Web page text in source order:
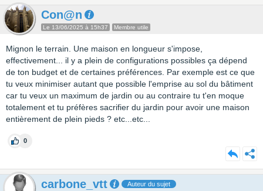
Con@n
Le 13/06/2025 à 15h37 Membre utile
Mignon le terrain. Une maison en longueur s'impose,
effectivement... il y a plein de configurations possibles ça dépend
de ton budget et de certaines préférences. Par exemple est ce que
tu veux minimiser autant que possible l'emprise au sol du bâtiment
car tu veux un maximum de jardin ou au contraire tu t'en moque
totalement et tu préfères sacrifier du jardin pour avoir une maison
entièrement de plein pieds ? etc...etc...
0
carbone_vtt Auteur du sujet